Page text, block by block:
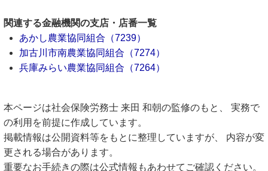
関連する金融機関の支店・店番一覧
あかし農業協同組合（7239）
加古川市南農業協同組合（7274）
兵庫みらい農業協同組合（7264）
本ページは社会保険労務士 来田 和朝の監修のもと、 実務で
の利用を前提に作成しています。
掲載情報は公開資料等をもとに整理していますが、 内容が変
更される場合があります。
重要なお手続きの際は公式情報もあわせてご確認ください。